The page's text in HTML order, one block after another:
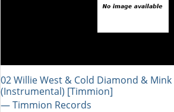
02 Willie West & Cold Diamond & Mink
(Instrumental) [Timmion]
― Timmion Records